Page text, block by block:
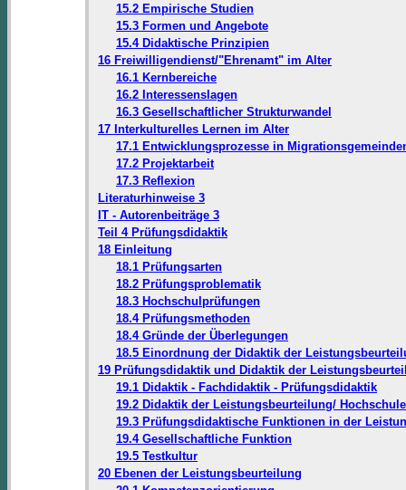
15.2 Empirische Studien
15.3 Formen und Angebote
15.4 Didaktische Prinzipien
16 Freiwilligendienst/"Ehrenamt" im Alter
16.1 Kernbereiche
16.2 Interessenslagen
16.3 Gesellschaftlicher Strukturwandel
17 Interkulturelles Lernen im Alter
17.1 Entwicklungsprozesse in
17.2 Projektarbeit
17.3 Reflexion
Literaturhinweise 3
IT - Autorenbeiträge 3
Teil 4 Prüfungsdidaktik
18 Einleitung
18.1 Prüfungsarten
18.2 Prüfungsproblematik
18.3 Hochschulprüfungen
18.4 Prüfungsmethoden
18.4 Gründe der Überlegungen
18.5 Einordnung der Didaktik der
19 Prüfungsdidaktik und Didaktik der
19.1 Didaktik - Fachdidaktik - Prüfungsdidaktik
19.2 Didaktik der Leistungsbeurteilung/ Hochschule
19.3 Prüfungsdidaktische Funktionen in der
19.4 Gesellschaftliche Funktion
19.5 Testkultur
20 Ebenen der Leistungsbeurteilung